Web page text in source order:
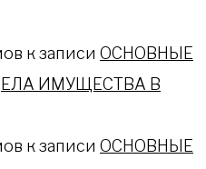
к записи ОСНОВНЫЕ
ИМУЩЕСТВА В
к записи ОСНОВНЫЕ